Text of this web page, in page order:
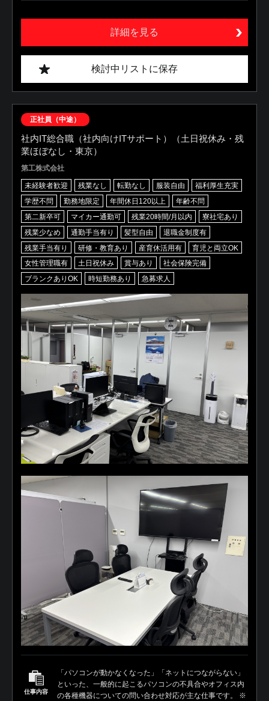
詳細を見る
検討中リストに保存
正社員（中途）
社内IT総合職（社内向けITサポート）（土日祝休み・残
業ほぼなし・東京）
第工株式会社
未経験者歓迎 残業なし 転勤なし 服装自由
福利厚生充実
学歴不問
勤務地限定 年間休日120以上
年齢不問
第二新卒可
マイカー通勤可 残業20時間/月以内
寮社宅あり
残業少なめ
通勤手当有り 髪型自由
退職金制度有
残業手当有り
研修・教育あり 産育休活用有
育児と両立OK
女性管理職有
土日祝休み 賞与あり
社会保険完備
ブランクありOK
時短勤務あり 急募求人
仕事内容
「パソコンが動かなくなった」「ネットにつながらない」
といった、一般的に起こるパソコンの不具合やオフィス内
の各種機器についての問い合わせ対応が主な仕事です。 ※